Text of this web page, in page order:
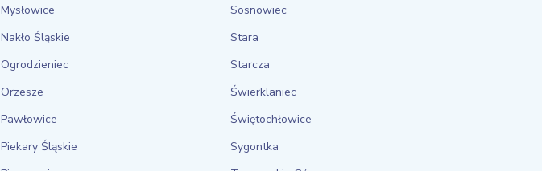
Mysłowice
Nakło Śląskie
Ogrodzieniec
Orzesze
Pawłowice
Piekary Śląskie
Sosnowiec
Stara
Starcza
Świerklaniec
Świętochłowice
Sygontka